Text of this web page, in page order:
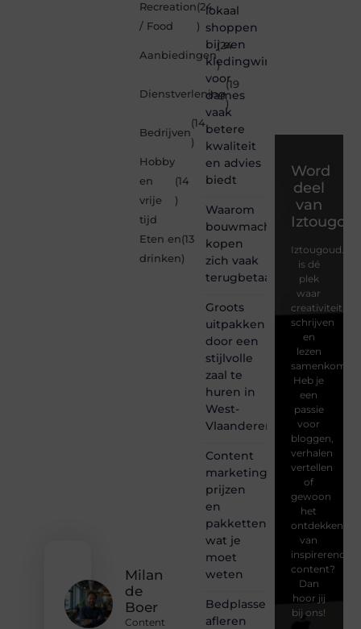
Milan
de
Boer
Content
Recreation
/ Food
(24
)
Aanbiedingen
(24
)
Dienstverlening
(19
)
Bedrijven
(14
)
Hobby
en
vrije
tijd
(14
)
Eten en
drinken
(13
)
lokaal
shoppen
bij een
kledingwinkel
voor
dames
vaak
betere
kwaliteit
en advies
biedt
Waarom
bouwmachines
kopen
zich vaak
terugbetaalt
Groots
uitpakken
door een
stijlvolle
zaal te
huren in
West-
Vlaanderen
Content
marketing
prijzen
en
pakketten:
wat je
moet
weten
Bedplassen
afleren
Word
deel
van
Iztougoud.be
is dé
plek
waar
creativiteit,
schrijven
en
lezen
samenkomen.
Heb je
een
passie
voor
bloggen,
verhalen
vertellen
of
gewoon
het
ontdekken
van
inspirerende
content?
Dan
hoor jij
bij ons!